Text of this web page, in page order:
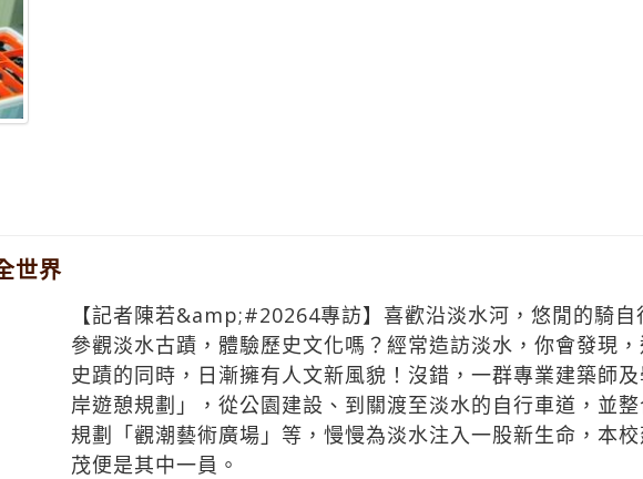
世界
【記者陳若&amp;#20264專訪】喜歡沿淡水河，悠閒的騎
參觀淡水古蹟，體驗歷史文化嗎？經常造訪淡水，你會發現
史蹟的同時，日漸擁有人文新風貌！沒錯，一群專業建築師
岸遊憩規劃」，從公園建設、到關渡至淡水的自行車道，並整
規劃「觀潮藝術廣場」等，慢慢為淡水注入一股新生命，本
茂便是其中一員。